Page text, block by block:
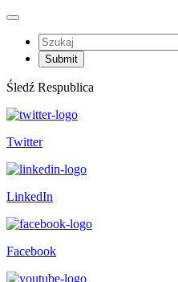
Śledź Respublica
Twitter
LinkedIn
Facebook